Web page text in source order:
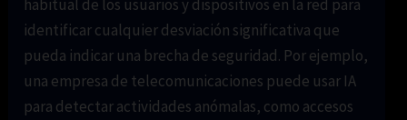
habitual de los usuarios y dispositivos en la red para
identificar cualquier desviación significativa que
pueda indicar una brecha de seguridad. Por ejemplo,
una empresa de telecomunicaciones puede usar IA
para detectar actividades anómalas, como accesos